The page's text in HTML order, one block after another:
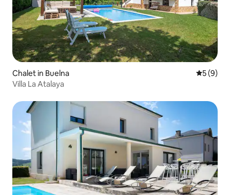
Chalet in Buelna
5 (9)
Villa La Atalaya